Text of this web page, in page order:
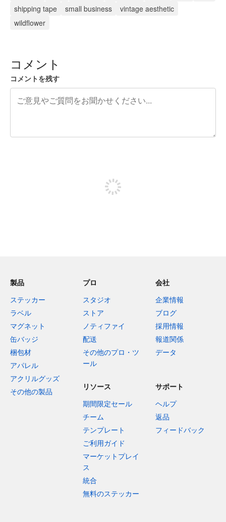
shipping tape
small business
vintage aesthetic
wildflower
コメント
コメントを残す
製品
ステッカー
ラベル
マグネット
缶バッジ
梱包材
アパレル
アクリルグッズ
その他の製品
プロ
スタジオ
ストア
ノティファイ
配送
その他のプロ・ツ
ール
会社
企業情報
ブログ
採用情報
報道関係
データ
リソース
期間限定セール
チーム
テンプレート
ご利用ガイド
マーケットプレイ
ス
統合
無料のステッカー
サポート
ヘルプ
返品
フィードバック